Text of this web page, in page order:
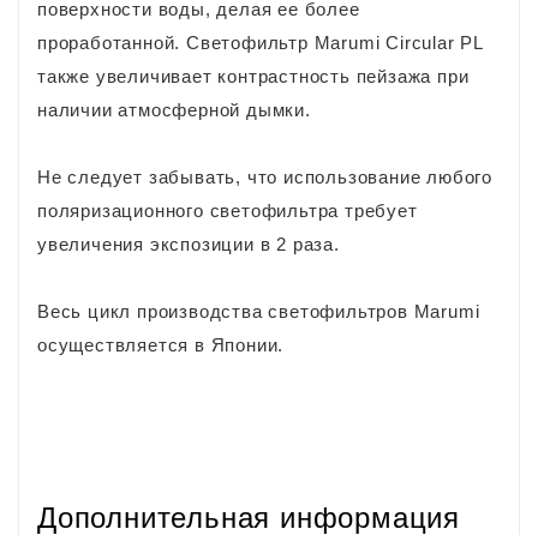
поверхности воды, делая ее более
проработанной. Светофильтр Marumi Circular PL
также увеличивает контрастность пейзажа при
наличии атмосферной дымки.
Не следует забывать, что использование любого
поляризационного светофильтра требует
увеличения экспозиции в 2 раза.
Весь цикл производства светофильтров Marumi
осуществляется в Японии.
Дополнительная информация